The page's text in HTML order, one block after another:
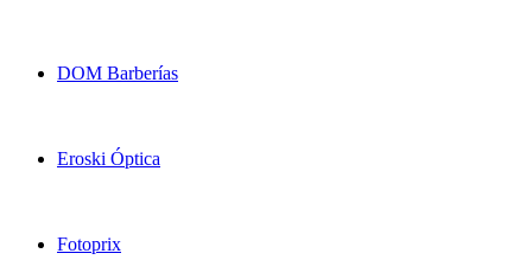
DOM Barberías
Eroski Óptica
Fotoprix